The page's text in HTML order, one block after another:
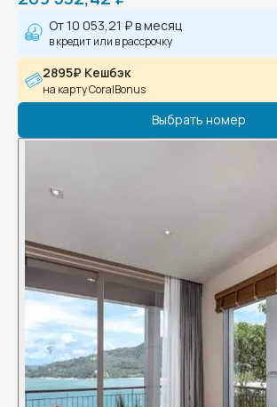
От10 053,21 ₽в месяц
в кредит или в рассрочку
2895₽ Кешбэк
на карту CoralBonus
Выбрать номер